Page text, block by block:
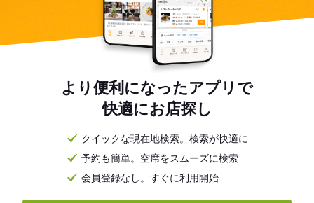
より便利になったアプリで
快適にお店探し
クイックな現在地検索。検索が快適に
予約も簡単。空席をスムーズに検索
会員登録なし。すぐに利用開始